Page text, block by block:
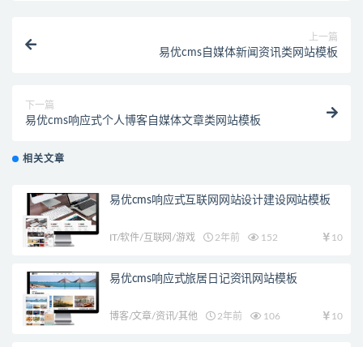
上一篇
易优cms自媒体新闻资讯类网站模板
下一篇
易优cms响应式个人博客自媒体文章类网站模板
相关文章
易优cms响应式互联网网站设计建设网站模板
IT/软件/互联网/游戏 2年前 152 10
易优cms响应式旅居日记资讯网站模板
博客/文章/资讯/其他 2年前 106 10